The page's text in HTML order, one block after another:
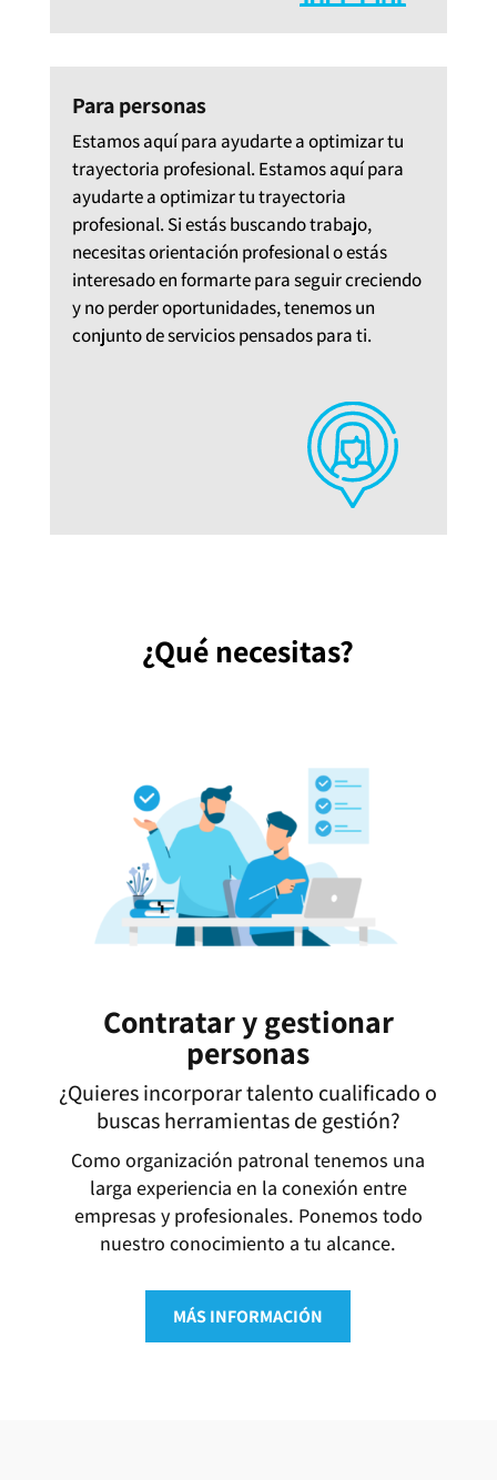
Para personas
Estamos aquí para ayudarte a optimizar tu
trayectoria profesional. Estamos aquí para
ayudarte a optimizar tu trayectoria
profesional. Si estás buscando trabajo,
necesitas orientación profesional o estás
interesado en formarte para seguir creciendo
y no perder oportunidades, tenemos un
conjunto de servicios pensados para ti.
¿Qué necesitas?
Contratar y gestionar
personas
¿Quieres incorporar talento cualificado o
buscas herramientas de gestión?
Como organización patronal tenemos una
larga experiencia en la conexión entre
empresas y profesionales. Ponemos todo
nuestro conocimiento a tu alcance.
MÁS INFORMACIÓN